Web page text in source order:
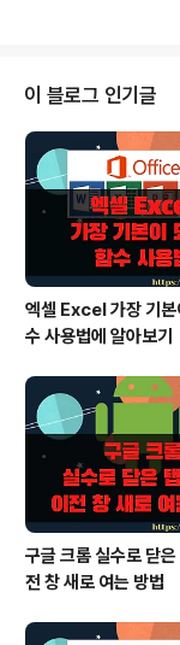
▼ 메모 상자의 모양을 변
위해 [파일] 탭 > [옵션]
다. ※ 아래는 참고하면 좋
입니다. ※▶ 엑셀 Excel
는 타이틀 변경하기▶ 엑
내..
이 블로그 인기글
엑셀 Excel 가장 기본
수 사용법에 알아보기
구글 크롬 실수로 닫은
전 창 새로 여는 방법